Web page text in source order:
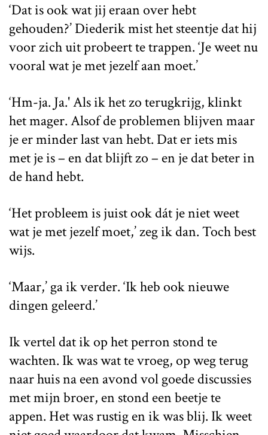
‘Dat is ook wat jij eraan over hebt
gehouden?’ Diederik mist het steentje dat hij
voor zich uit probeert te trappen. ‘Je weet nu
vooral wat je met jezelf aan moet.’
‘Hm-ja. Ja.' Als ik het zo terugkrijg, klinkt
het mager. Alsof de problemen blijven maar
je er minder last van hebt. Dat er iets mis
met je is – en dat blijft zo – en je dat beter in
de hand hebt.
‘Het probleem is juist ook dát je niet weet
wat je met jezelf moet,’ zeg ik dan. Toch best
wijs.
‘Maar,’ ga ik verder. ‘Ik heb ook nieuwe
dingen geleerd.’
Ik vertel dat ik op het perron stond te
wachten. Ik was wat te vroeg, op weg terug
naar huis na een avond vol goede discussies
met mijn broer, en stond een beetje te
appen. Het was rustig en ik was blij. Ik weet